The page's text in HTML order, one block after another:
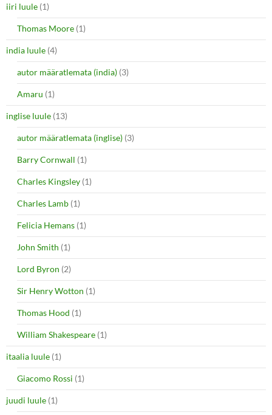
iiri luule (1)
Thomas Moore (1)
india luule (4)
autor määratlemata (india) (3)
Amaru (1)
inglise luule (13)
autor määratlemata (inglise) (3)
Barry Cornwall (1)
Charles Kingsley (1)
Charles Lamb (1)
Felicia Hemans (1)
John Smith (1)
Lord Byron (2)
Sir Henry Wotton (1)
Thomas Hood (1)
William Shakespeare (1)
itaalia luule (1)
Giacomo Rossi (1)
juudi luule (1)